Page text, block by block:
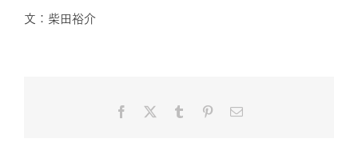
文：柴田裕介
Facebook Tumblr Pinterest
電